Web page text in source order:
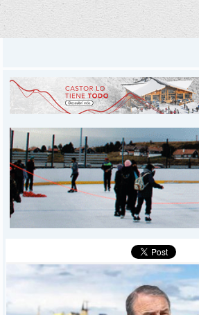
INICIO
PROVINCIALES
DEPORTES
POLICIALES
I-DIARIO
MÁS
BÚSQUEDA